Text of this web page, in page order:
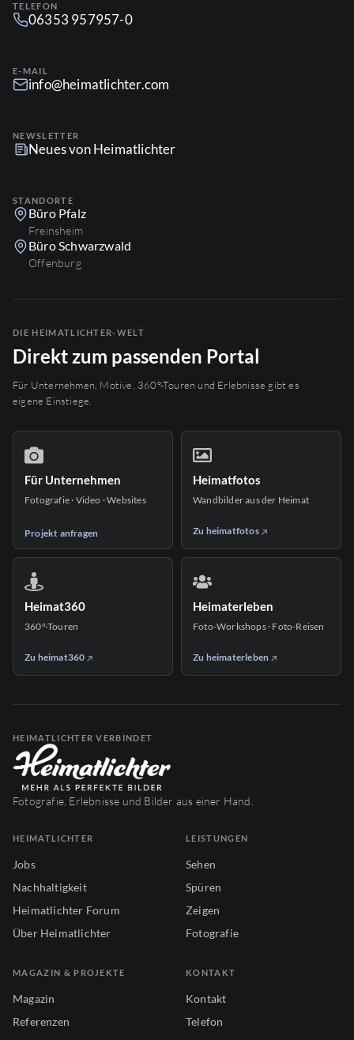
TELEFON
06353 957957-0
E-MAIL
info@heimatlichter.com
NEWSLETTER
Neues von Heimatlichter
STANDORTE
Büro Pfalz
Freinsheim
Büro Schwarzwald
Offenburg
DIE HEIMATLICHTER-WELT
Direkt zum passenden Portal
Für Unternehmen, Motive, 360°-Touren und Erlebnisse gibt es
eigene Einstiege.
Für Unternehmen
Fotografie · Video · Websites
Projekt anfragen
Heimatfotos
Wandbilder aus der Heimat
Zu heimatfotos
Heimat360
360°-Touren
Zu heimat360
Heimaterleben
Foto-Workshops · Foto-Reisen
Zu heimaterleben
HEIMATLICHTER VERBINDET
Fotografie, Erlebnisse und Bilder aus einer Hand.
HEIMATLICHTER
Jobs
Nachhaltigkeit
Heimatlichter Forum
Über Heimatlichter
LEISTUNGEN
Sehen
Spüren
Zeigen
Fotografie
MAGAZIN & PROJEKTE
Magazin
Referenzen
KONTAKT
Kontakt
Telefon